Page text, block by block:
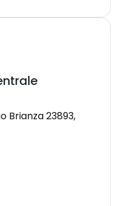
Brianza 23893,